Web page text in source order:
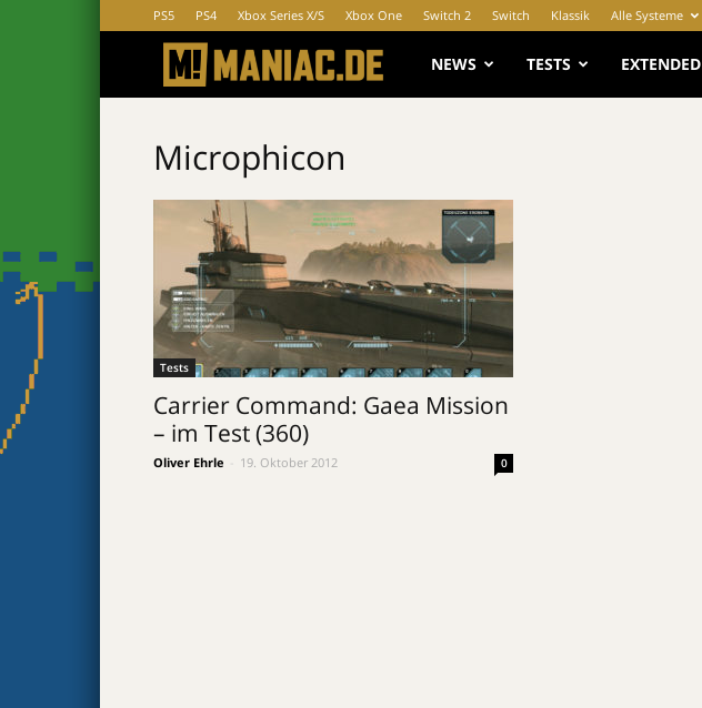
PS5 PS4 Xbox Series X/S Xbox One Switch 2 Switch Klassik Alle Systeme
MANIAC.de
NEWS TESTS EXTENDED
Microphicon
Tests
Carrier Command: Gaea Mission
– im Test (360)
Oliver Ehrle 19. Oktober 2012 0